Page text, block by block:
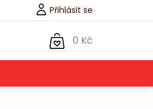
Přihlásit se
0 Kč